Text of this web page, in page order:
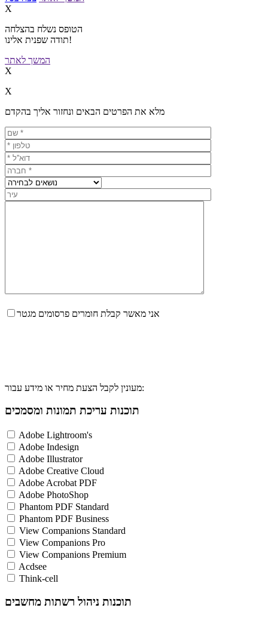
X
הטופס נשלח בהצלחה
תודה שפנית אלינו!
המשך לאתר
X
X
מלא את הפרטים הבאים ונחזור אליך בהקדם
אני מאשר קבלת חומרים פרסומים מגטר
מעונין לקבל הצעת מחיר או מידע עבור:
תוכנות עריכת תמונות ומסמכים
Adobe Lightroom's
Adobe Indesign
Adobe Illustrator
Adobe Creative Cloud
Adobe Acrobat PDF
Adobe PhotoShop
Phantom PDF Standard
Phantom PDF Business
View Companions Standard
View Companions Pro
View Companions Premium
Acdsee
Think-cell
תוכנות ניהול רשתות מחשבים